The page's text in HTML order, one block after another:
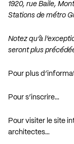
1920, rue Baile,
Stations de métro
Notez qu’à
seront plus
Pour plus
Pour s’inscrire…
Pour visiter le site
architectes…